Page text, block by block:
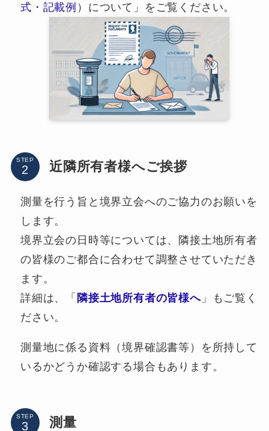
式・記載例 ）について」をご覧ください。
STEP 近隣所有者様へご挨拶
測量を行う旨と境界立会へのご協力のお願いを
します。
境界立会の日時等については、隣接土地所有者
の皆様のご都合に合わせて調整させていただき
ます。
詳細は、「 隣接土地所有者の皆様へ」もご覧く
ださい。
測量地に係る資料（境界確認書等）を所持して
いるかどうか確認する場合もあります。
STEP 測量